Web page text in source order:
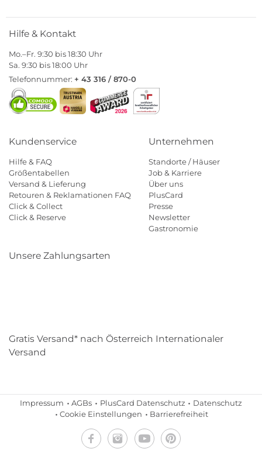
Hilfe & Kontakt
Mo.–Fr. 9:30 bis 18:30 Uhr
Sa. 9:30 bis 18:00 Uhr
Telefonnummer: + 43 316 / 870-0
Kundenservice
Hilfe & FAQ
Größentabellen
Versand & Lieferung
Retouren & Reklamationen FAQ
Click & Collect
Click & Reserve
Unternehmen
Standorte / Häuser
Job & Karriere
Über uns
PlusCard
Presse
Newsletter
Gastronomie
Unsere Zahlungsarten
Gratis Versand* nach Österreich Internationaler
Versand
Impressum AGBs PlusCard Datenschutz
Datenschutz
Cookie Einstellungen
Barrierefreiheit